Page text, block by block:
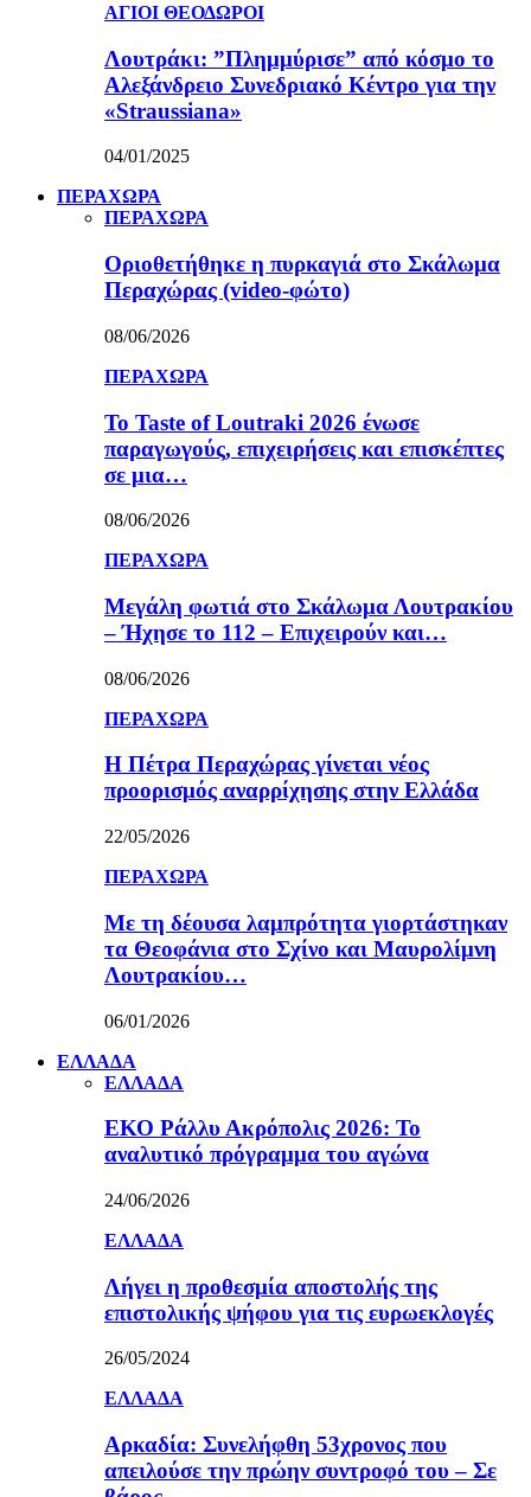
ΑΓΙΟΙ ΘΕΟΔΩΡΟΙ
Λουτράκι: ”Πλημμύρισε” από κόσμο το
Αλεξάνδρειο Συνεδριακό Κέντρο για την
«Straussiana»
04/01/2025
ΠΕΡΑΧΩΡΑ
ΠΕΡΑΧΩΡΑ
Οριοθετήθηκε η πυρκαγιά στο Σκάλωμα
Περαχώρας (video-φώτο)
08/06/2026
ΠΕΡΑΧΩΡΑ
Το Taste of Loutraki 2026 ένωσε
παραγωγούς, επιχειρήσεις και επισκέπτες
σε μια…
08/06/2026
ΠΕΡΑΧΩΡΑ
Μεγάλη φωτιά στο Σκάλωμα Λουτρακίου
– Ήχησε το 112 – Επιχειρούν και…
08/06/2026
ΠΕΡΑΧΩΡΑ
Η Πέτρα Περαχώρας γίνεται νέος
προορισμός αναρρίχησης στην Ελλάδα
22/05/2026
ΠΕΡΑΧΩΡΑ
Με τη δέουσα λαμπρότητα γιορτάστηκαν
τα Θεοφάνια στο Σχίνο και Μαυρολίμνη
Λουτρακίου…
06/01/2026
ΕΛΛΑΔΑ
ΕΛΛΑΔΑ
ΕΚΟ Ράλλυ Ακρόπολις 2026: Το
αναλυτικό πρόγραμμα του αγώνα
24/06/2026
ΕΛΛΑΔΑ
Λήγει η προθεσμία αποστολής της
επιστολικής ψήφου για τις ευρωεκλογές
26/05/2024
ΕΛΛΑΔΑ
Αρκαδία: Συνελήφθη 53χρονος που
απειλούσε την πρώην συντροφό του – Σε